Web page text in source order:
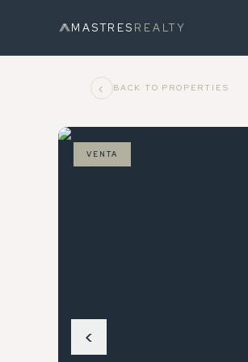
MASTRES REALTY
‹ BACK TO PROPERTIES
‹
VENTA